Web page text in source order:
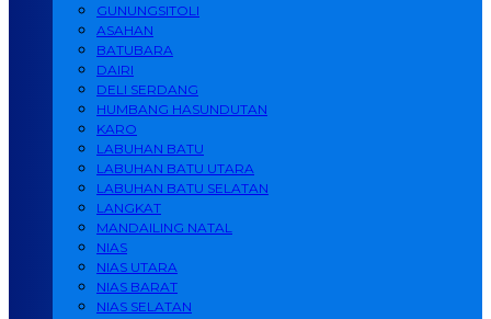
GUNUNGSITOLI
ASAHAN
BATUBARA
DAIRI
DELI SERDANG
HUMBANG HASUNDUTAN
KARO
LABUHAN BATU
LABUHAN BATU UTARA
LABUHAN BATU SELATAN
LANGKAT
MANDAILING NATAL
NIAS
NIAS UTARA
NIAS BARAT
NIAS SELATAN